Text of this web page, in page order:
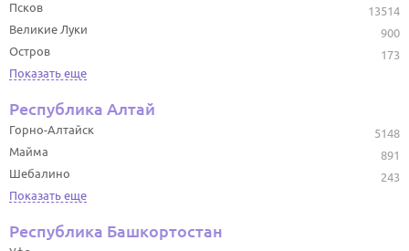
13514
Псков
900
Великие Луки
173
Остров
Показать еще
Республика Алтай
5148
Горно-Алтайск
891
Майма
243
Шебалино
Показать еще
Республика Башкортостан